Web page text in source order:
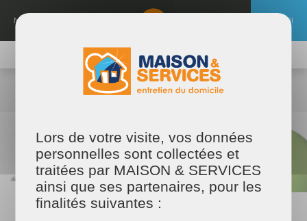
MENU EMPLOI
TROUVER MON PRESTATAIRE
MAISON ET SERVICES
Nos offres et actualités
Nos actualités
Aidons notre jeunesse à trouver sa voie
Lors de votre visite, vos données
personnelles sont collectées et
traitées par MAISON & SERVICES
ainsi que ses partenaires, pour les
finalités suivantes :